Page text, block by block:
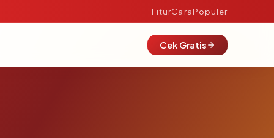
FiturCaraPopuler
Cek Gratis